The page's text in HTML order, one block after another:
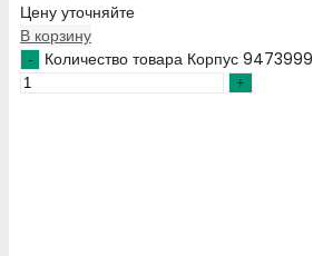
Цену уточняйте
В корзину
Количество товара Корпус 9473999